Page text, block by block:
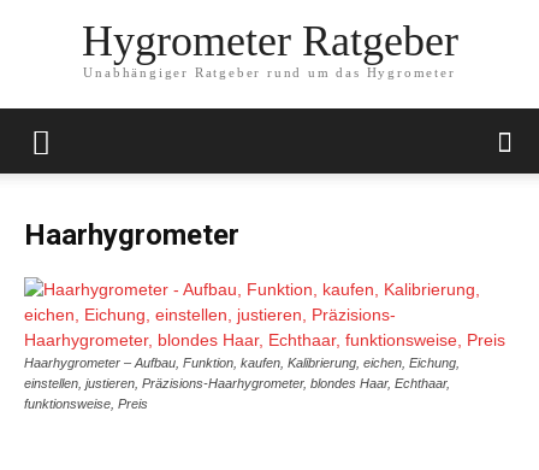
Hygrometer Ratgeber
Unabhängiger Ratgeber rund um das Hygrometer
Haarhygrometer
Haarhygrometer – Aufbau, Funktion, kaufen, Kalibrierung, eichen, Eichung,
einstellen, justieren, Präzisions-Haarhygrometer, blondes Haar, Echthaar,
funktionsweise, Preis